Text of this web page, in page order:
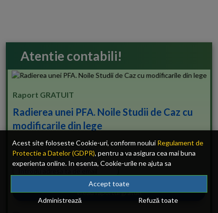
Acest site foloseste Cookie-uri, conform noului Regulament de
Protectie a Datelor (GDPR), pentru a va asigura cea mai buna
experienta online. In esenta, Cookie-urile ne ajuta sa
imbunatatim continutul de pe site, oferindu-va dvs., cititorul, o
experienta online personalizata si mult mai rapida. Ele sunt
folosite doar de site-ul nostru si partenerii nostri de incredere.
AICIpentru detalii despre politica de Cookie-uri.
Accept toate
Administrează
Refuză toate
Atentie contabili!
Raport GRATUIT
Radierea unei PFA. Noile Studii de Caz cu
modificarile din lege
Descarca raportul gratuit
Explicatii clare pentru munca ta zilnica.